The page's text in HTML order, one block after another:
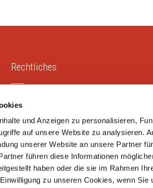
und Anzeigen zu personalisieren,
auf unsere Website zu analysieren.
unserer Website an unsere Partner
führen diese Informationen
haben oder die sie im Rahmen
zu unseren Cookies, wenn Sie
Rechtliches
Datenschutz
.